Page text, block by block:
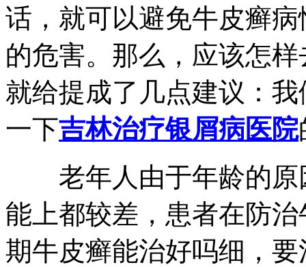
话，就可以避免牛皮癣
的危害。那么，应该怎
就给提成了几点建议：
一下吉林治疗银屑病医院
老年人由于年龄的原
能上都较差，患者在防
期牛皮癣能治好吗细，